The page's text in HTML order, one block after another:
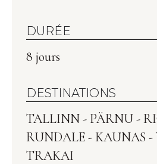
DURÉE
8 jours
DESTINATIONS
TALLINN - PÄRNU -
RUNDALE - KAUNAS
TRAKAI